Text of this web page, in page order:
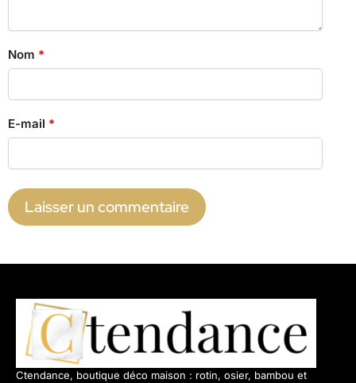
Nom *
E-mail *
Ctendance, boutique déco maison : rotin, osier, bambou et